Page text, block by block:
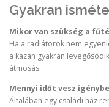
Gyakran
Mikor van szükség a
Ha a radiátorok nem
a kazán gyakran
átmosás.
Mennyi időt vesz
Általában egy családi ház